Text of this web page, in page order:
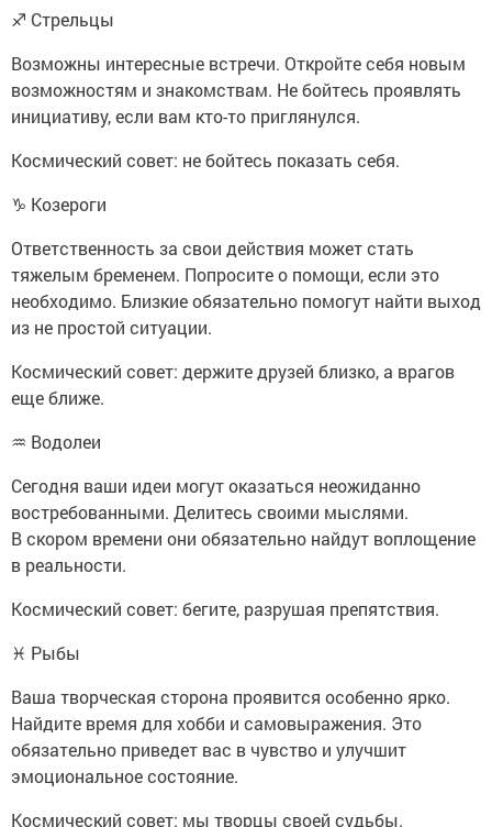
♐ Стрельцы
Возможны интересные встречи. Откройте себя новым
возможностям и знакомствам. Не бойтесь проявлять
инициативу, если вам кто-то приглянулся.
Космический совет: не бойтесь показать себя.
♑ Козероги
Ответственность за свои действия может стать
тяжелым бременем. Попросите о помощи, если это
необходимо. Близкие обязательно помогут найти выход
из не простой ситуации.
Космический совет: держите друзей близко, а врагов
еще ближе.
♒ Водолеи
Сегодня ваши идеи могут оказаться неожиданно
востребованными. Делитесь своими мыслями.
В скором времени они обязательно найдут воплощение
в реальности.
Космический совет: бегите, разрушая препятствия.
♓ Рыбы
Ваша творческая сторона проявится особенно ярко.
Найдите время для хобби и самовыражения. Это
обязательно приведет вас в чувство и улучшит
эмоциональное состояние.
Космический совет: мы творцы своей судьбы.